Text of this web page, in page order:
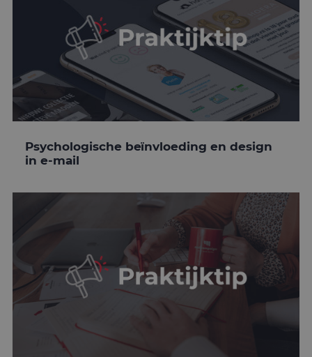
Psychologische beïnvloeding en design
in e-mail